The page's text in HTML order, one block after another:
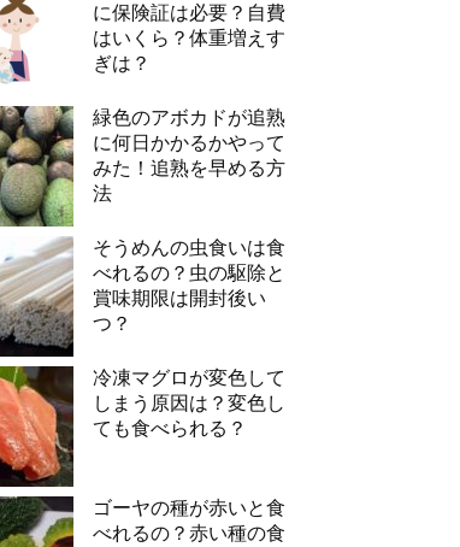
に保険証は必要？自費
はいくら？体重増えす
ぎは？
緑色のアボカドが追熟
に何日かかるかやって
みた！追熟を早める方
法
そうめんの虫食いは食
べれるの？虫の駆除と
賞味期限は開封後い
つ？
冷凍マグロが変色して
しまう原因は？変色し
ても食べられる？
ゴーヤの種が赤いと食
べれるの？赤い種の食